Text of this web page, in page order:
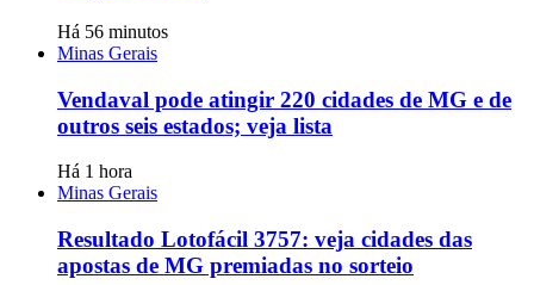
Há 56 minutos
Minas Gerais
Vendaval pode atingir 220 cidades de MG e de
outros seis estados; veja lista
Há 1 hora
Minas Gerais
Resultado Lotofácil 3757: veja cidades das
apostas de MG premiadas no sorteio